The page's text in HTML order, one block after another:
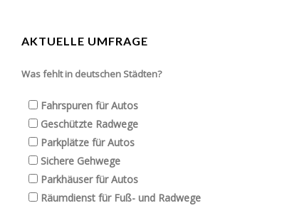
AKTUELLE UMFRAGE
Was fehlt in deutschen Städten?
Fahrspuren für Autos
Geschützte Radwege
Parkplätze für Autos
Sichere Gehwege
Parkhäuser für Autos
Räumdienst für Fuß- und Radwege